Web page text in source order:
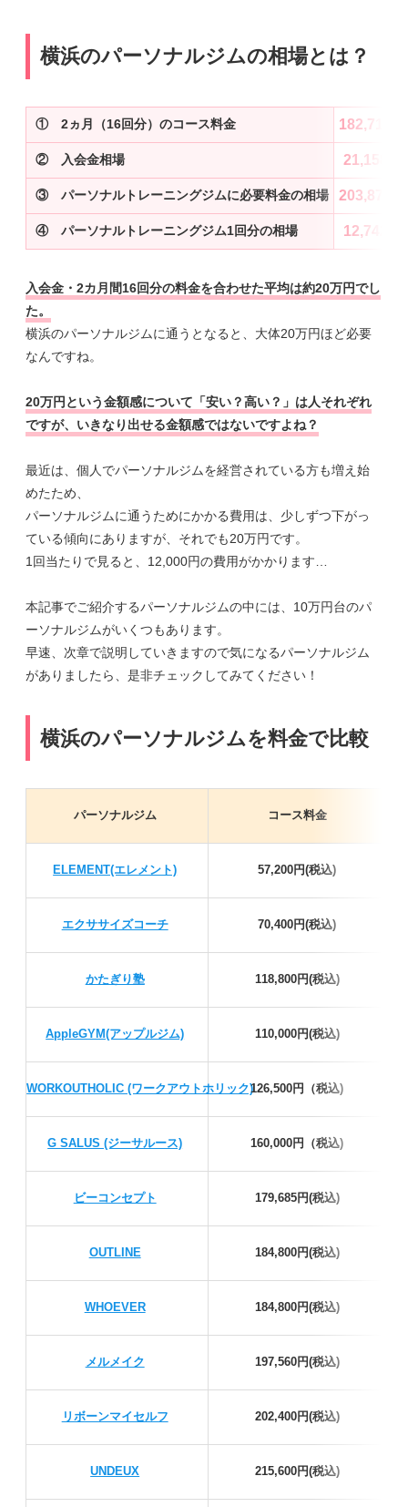
横浜のパーソナルジムの相場とは？
① 2ヵ月（16回分）のコース料金 182,713円
② 入会金相場 21,158円
③ パーソナルトレーニングジムに必要料金の相場 203,871円
④ パーソナルトレーニングジム1回分の相場 12,742円
入会金・2カ月間16回分の料金を合わせた平均は約20万円でし
た。
横浜のパーソナルジムに通うとなると、大体20万円ほど必要
なんですね。
20万円という金額感について「安い？高い？」は人それぞれ
ですが、いきなり出せる金額感ではないですよね？
最近は、個人でパーソナルジムを経営されている方も増え始
めたため、
パーソナルジムに通うためにかかる費用は、少しずつ下がっ
ている傾向にありますが、それでも20万円です。
1回当たりで見ると、12,000円の費用がかかります…
本記事でご紹介するパーソナルジムの中には、10万円台のパ
ーソナルジムがいくつもあります。
早速、次章で説明していきますので気になるパーソナルジム
がありましたら、是非チェックしてみてください！
横浜のパーソナルジムを料金で比較
パーソナルジム コース料金
ELEMENT(エレメント) 57,200円(税込)
エクササイズコーチ 70,400円(税込)
かたぎり塾 118,800円(税込)
AppleGYM(アップルジム) 110,000円(税込)
WORKOUTHOLIC (ワークアウトホリック)126,500円（税込)
G SALUS (ジーサルース) 160,000円（税込)
ビーコンセプト 179,685円(税込)
OUTLINE 184,800円(税込)
WHOEVER 184,800円(税込)
メルメイク 197,560円(税込)
リボーンマイセルフ 202,400円(税込)
UNDEUX 215,600円(税込)